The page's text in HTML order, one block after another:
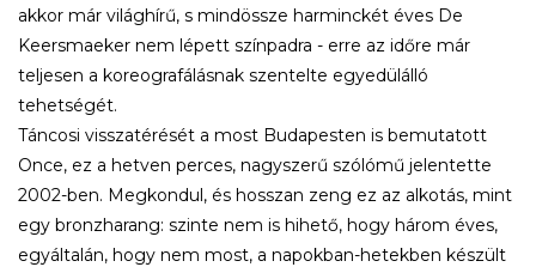
akkor már világhírű, s mindössze harminckét éves De
Keersmaeker nem lépett színpadra - erre az időre már
teljesen a koreografálásnak szentelte egyedülálló
tehetségét.
Táncosi visszatérését a most Budapesten is bemutatott
Once, ez a hetven perces, nagyszerű szólómű jelentette
2002-ben. Megkondul, és hosszan zeng ez az alkotás, mint
egy bronzharang: szinte nem is hihető, hogy három éves,
egyáltalán, hogy nem most, a napokban-hetekben készült